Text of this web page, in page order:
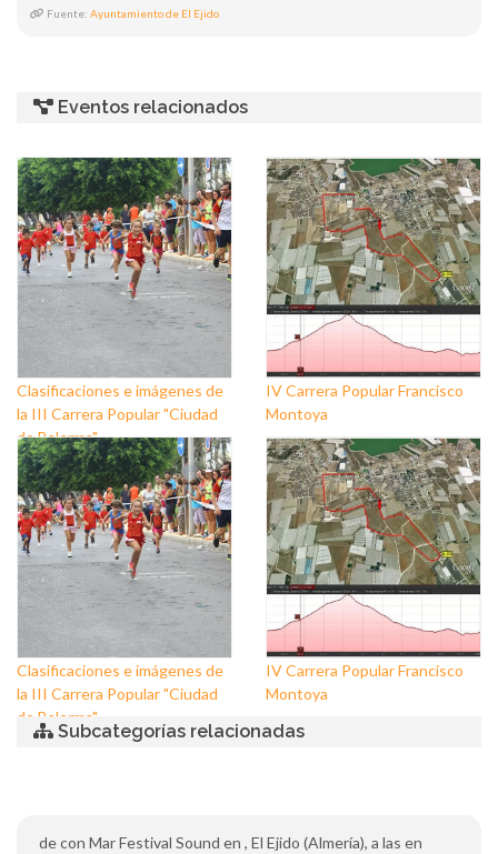
Fuente: Ayuntamiento de El Ejido
Eventos relacionados
Clasificaciones e imágenes de
la III Carrera Popular "Ciudad
de Balerma"
IV Carrera Popular Francisco
Montoya
Clasificaciones e imágenes de
la III Carrera Popular "Ciudad
de Balerma"
IV Carrera Popular Francisco
Montoya
Subcategorías relacionadas
de con Mar Festival Sound en , El Ejido (Almería), a las en